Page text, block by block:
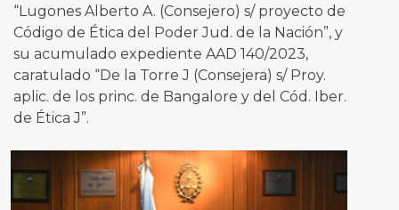
“Lugones Alberto A. (Consejero) s/ proyecto de
Código de Ética del Poder Jud. de la Nación”, y
su acumulado expediente AAD 140/2023,
caratulado “De la Torre J (Consejera) s/ Proy.
aplic. de los princ. de Bangalore y del Cód. Iber.
de Ética J”.